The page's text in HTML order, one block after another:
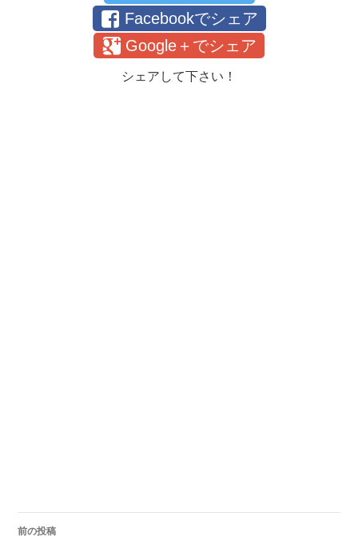
Facebookでシェア
Google＋でシェア
シェアして下さい！
前の投稿